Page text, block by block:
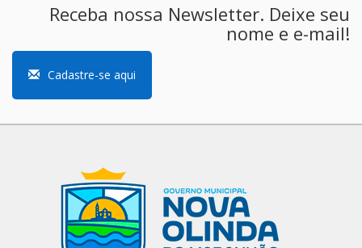
Receba nossa Newsletter. Deixe seu
nome e e-mail!
Cadastre-se aqui